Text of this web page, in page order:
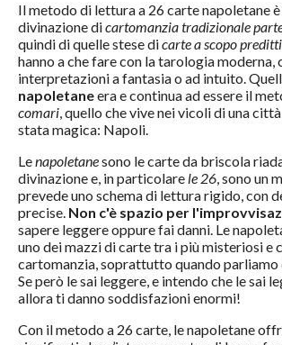
Il metodo di lettura a 26 carte napoletane
divinazione dicartomanzia tradizionale
quindi di quelle stese dicarte a scopo
hanno a che fare con la tarologia moderna,
interpretazioni a fantasia o ad intuito.
napoletaneera e continua ad essere il
comari, quello che vive nei vicoli di una
stata magica: Napoli.
Lenapoletanesono le carte da briscola
divinazione e, in particolare le 26, sono un
prevede uno schema di lettura rigido, con
precise. Non c'è spazio per
sapere leggere oppure fai danni. Le
uno dei mazzi di carte tra i più misteriosi e
cartomanzia, soprattutto quando parliamo
Se però le sai leggere, e intendo che le sai
allora ti danno soddisfazioni enormi!
Con il metodo a 26 carte, le napoletane